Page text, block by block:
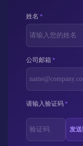
姓名 *
公司邮箱*
请输入验证码*
发